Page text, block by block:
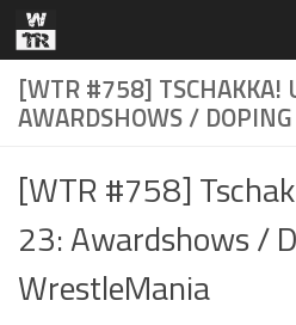
Zum Inhalt springen
[WTR #758] TSCHAKKA!
AWARDSHOWS /
[WTR #758]
23: Awardshows /
WrestleMania